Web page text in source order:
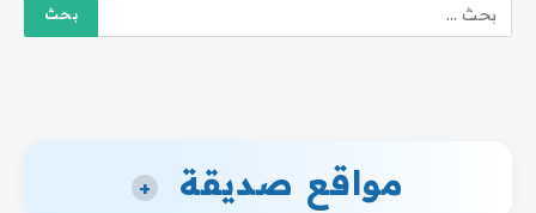
مواقع صديقة +